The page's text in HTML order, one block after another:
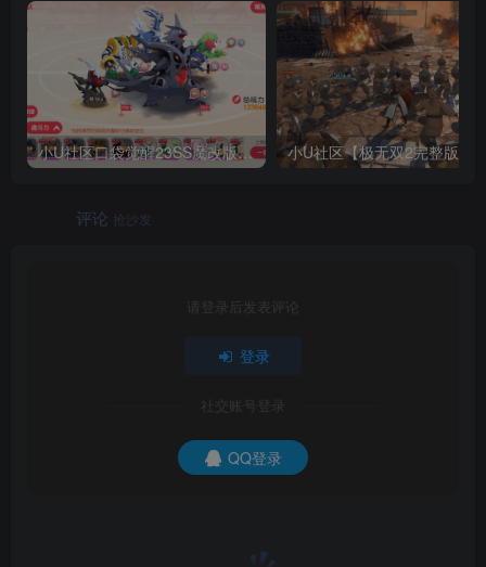
小U社区口袋觉醒23SS魔改版服务端横版卡牌手游+Linux手工服务端+GM授权后台+搭建视频
评论 抢沙发
请登录后发表评论
登录
社交账号登录
QQ登录